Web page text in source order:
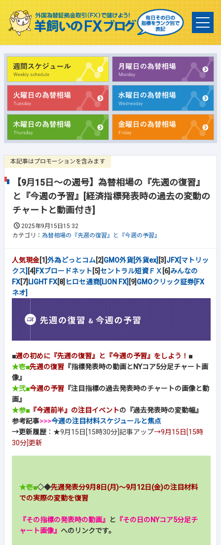
本記事はプロモーションを含みます
【9月15日～の週号】為替相場の『先週の復習』
と『今週の予習』[経済指標発表時の過去の変動の
チャートと動画付き]
2025年9月15日15:32
カテゴリ： 為替相場の『先週の復習』と『今週の予習』
人気現金[1]外為どっとコム[2] GMO外貨[外貨ex] [3] JFX[マトリッ
クス] [4] FXブロードネット [5]セントラル短資ＦＸ [6] みんなの
FX[7] LIGHT FX[8] ヒロセ通商[LION FX] [9] GMOクリック証券[FX
ネオ]
■週の初めに『先週の復習』と『今週の予習』をしよう！ ■
★壱■先週の復習 『指標発表時の動画とNYコア5分足チャート画
像』
★弐■今週の予習 『注目指標の過去発表時のチャートの画像と動
画』
★参■ 『今週前半』の注目イベントの『過去発表時の変動幅』
参考記事>>>今週の注目材料スケジュールと焦点
→更新履歴 ：★9月15日[15時30分]記事アップ→9月15日[15時
30分]更新
★壱■◇◆先週発表分9月8日(月)～9月12日(金)の注目材料
での実際の変動を復習
『その指標の発表時の動画』 と 『その日のNYコア5分足チ
ャート画像』 へのリンクです。